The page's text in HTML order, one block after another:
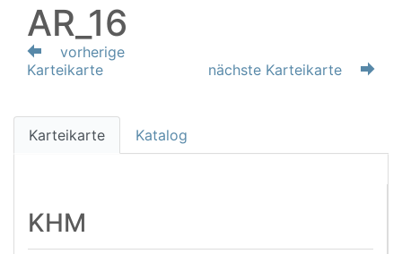
AR_16
vorherige
Karteikarte
nächste Karteikarte
Karteikarte Katalog
KHM